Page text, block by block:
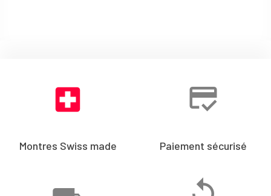
Montres Swiss made Paiement sécurisé